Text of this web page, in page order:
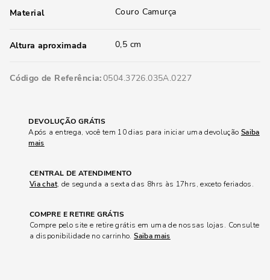
Material Couro Camurça
Altura aproximada 0,5 cm
Código de Referência 0504.3726.035A.0227
DEVOLUÇÃO GRÁTIS
Após a entrega, você tem 10 dias para iniciar uma devolução Saiba
mais
CENTRAL DE ATENDIMENTO
Via chat, de segunda a sexta das 8hrs às 17hrs, exceto feriados.
COMPRE E RETIRE GRÁTIS
Compre pelo site e retire grátis em uma de nossas lojas. Consulte
a disponibilidade no carrinho.Saiba mais